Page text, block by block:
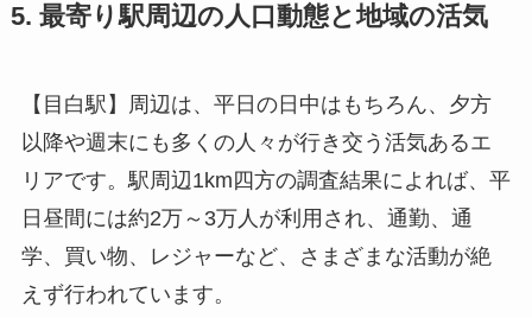
5. 最寄り駅周辺の人口動態と地域の活気
【目白駅】周辺は、平日の日中はもちろん、夕方
以降や週末にも多くの人々が行き交う活気あるエ
リアです。駅周辺1km四方の調査結果によれば、平
日昼間には約2万～3万人が利用され、通勤、通
学、買い物、レジャーなど、さまざまな活動が絶
えず行われています。